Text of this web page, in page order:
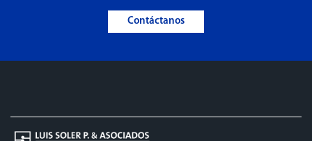
Contáctanos